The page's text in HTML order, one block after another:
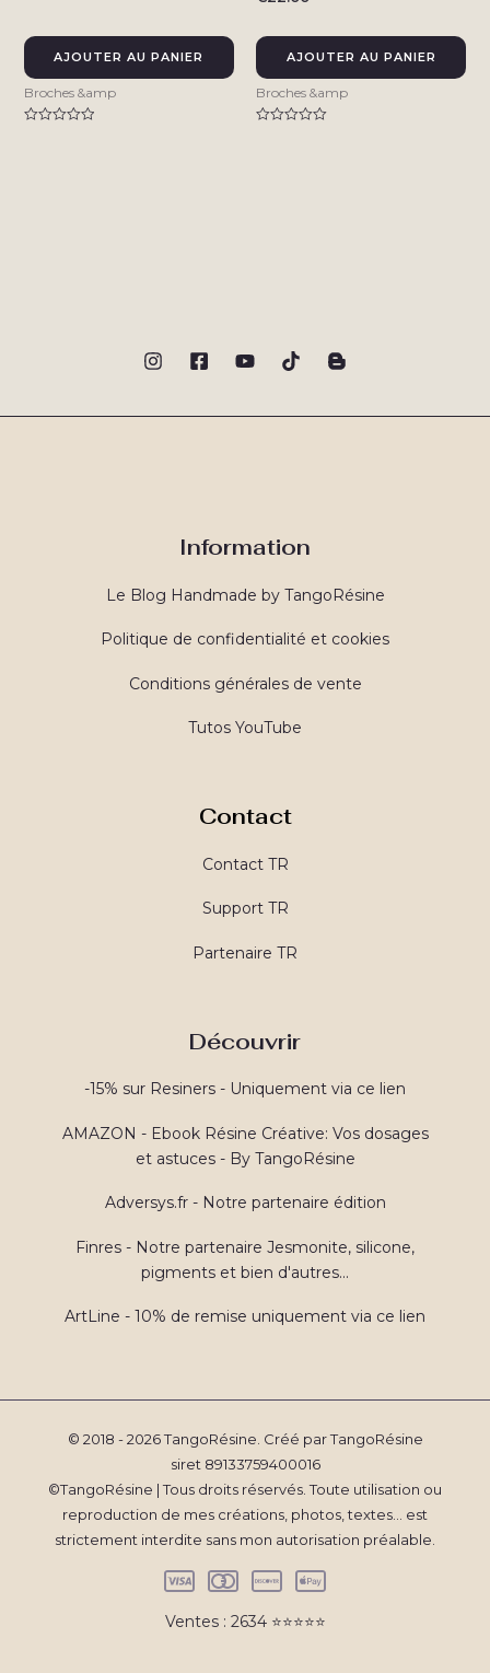
AJOUTER AU PANIER
Broches &amp
AJOUTER AU PANIER
Broches &amp
Information
Le Blog Handmade by TangoRésine
Politique de confidentialité et cookies
Conditions générales de vente
Tutos YouTube
Contact
Contact TR
Support TR
Partenaire TR
Découvrir
-15% sur Resiners - Uniquement via ce lien
AMAZON - Ebook Résine Créative: Vos dosages
et astuces - By TangoRésine
Adversys.fr - Notre partenaire édition
Finres - Notre partenaire Jesmonite, silicone,
pigments et bien d'autres...
ArtLine - 10% de remise uniquement via ce lien
© 2018 - 2026 TangoRésine. Créé par TangoRésine
siret 89133759400016
©TangoRésine | Tous droits réservés. Toute utilisation ou
reproduction de mes créations, photos, textes... est
strictement interdite sans mon autorisation préalable.
Ventes : 2634 ⭐️⭐️⭐️⭐️⭐️